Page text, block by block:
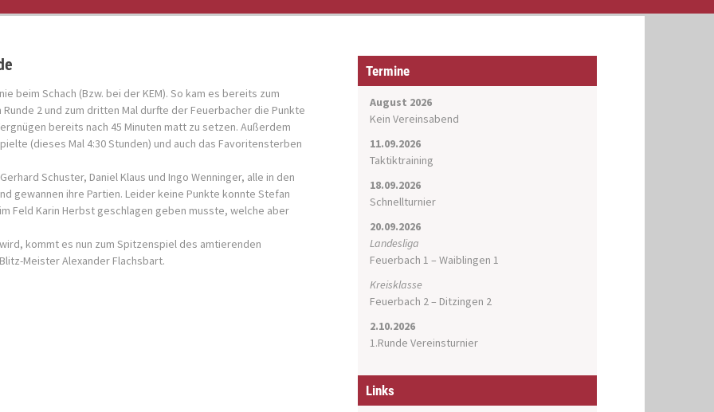
beim Schach (Bzw. bei der KEM). So kam es bereits zum
2 und zum dritten Mal durfte der Feuerbacher die Punkte
bereits nach 45 Minuten matt zu setzen. Außerdem
(dieses Mal 4:30 Stunden) und auch das Favoritensterben
Schuster, Daniel Klaus und Ingo Wenninger, alle in den
gewannen ihre Partien. Leider keine Punkte konnte Stefan
Feld Karin Herbst geschlagen geben musste, welche aber
kommt es nun zum Spitzenspiel des amtierenden
Meister Alexander Flachsbart.
Termine
August 2026
Kein Vereinsabend
11.09.2026
Taktiktraining
18.09.2026
Schnellturnier
20.09.2026
Landesliga
Feuerbach 1 – Waiblingen 1
Kreisklasse
Feuerbach 2 – Ditzingen 2
2.10.2026
1.Runde Vereinsturnier
Links